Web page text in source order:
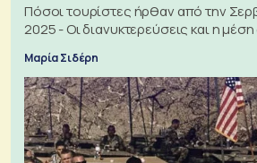
Πόσοι τουρίστες ήρθαν από την
2025 - Οι διανυκτερεύσεις και η
Μαρία Σιδέρη